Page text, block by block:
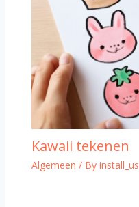
Kawaii tekenen
Algemeen / By install_us